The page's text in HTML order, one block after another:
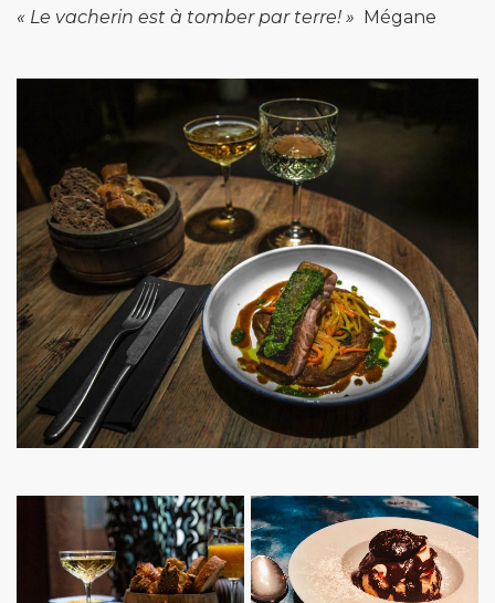
« Le vacherin est à tomber par terre! » Mégane